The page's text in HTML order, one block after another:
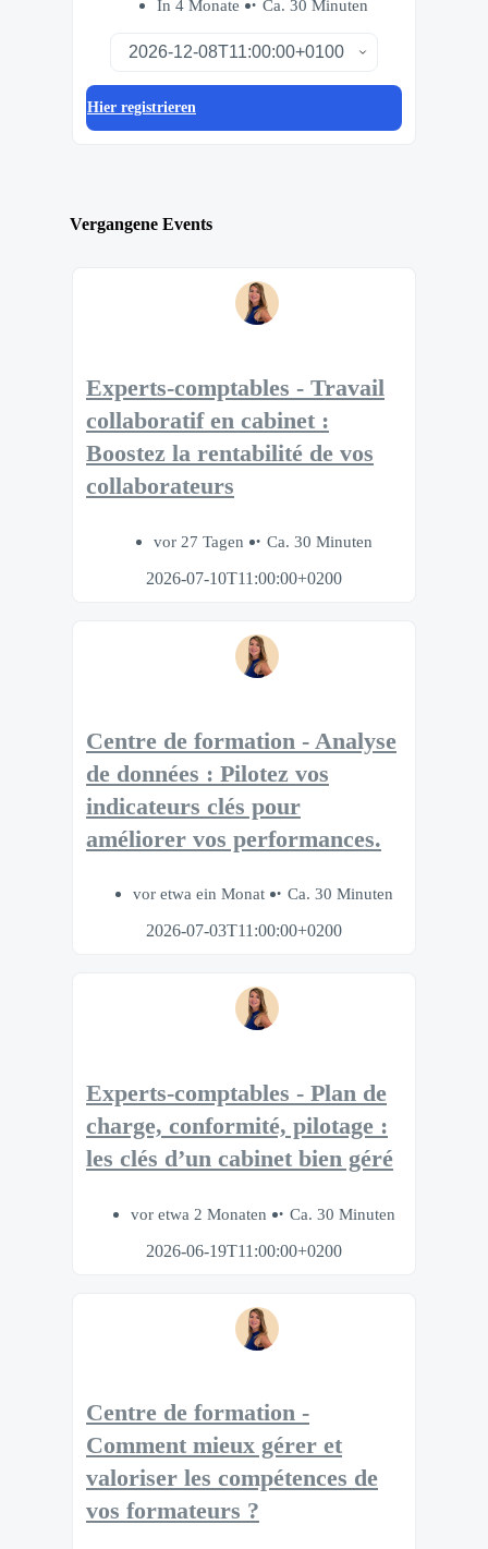
In 4 Monate Ca. 30 Minuten
Hier registrieren
Vergangene Events
Experts-comptables - Travail
collaboratif en cabinet :
Boostez la rentabilité de vos
collaborateurs
vor 27 Tagen
Ca. 30 Minuten
2026-07-10T11:00:00+0200
Centre de formation - Analyse
de données : Pilotez vos
indicateurs clés pour
améliorer vos performances.
vor etwa ein Monat
Ca. 30 Minuten
2026-07-03T11:00:00+0200
Experts-comptables - Plan de
charge, conformité, pilotage :
les clés d’un cabinet bien géré
vor etwa 2 Monaten
Ca. 30 Minuten
2026-06-19T11:00:00+0200
Centre de formation -
Comment mieux gérer et
valoriser les compétences de
vos formateurs ?